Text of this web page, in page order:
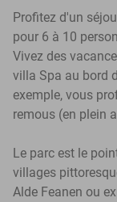
Profitez d'un
pour 6 à 10
Vivez des
villa Spa au bord
exemple, vous
remous (en plein
Le parc est le
villages
Alde Feanen ou